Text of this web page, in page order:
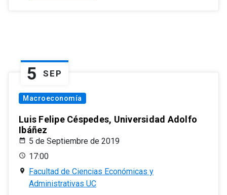
5 SEP
Macroeconomía
Luis Felipe Céspedes, Universidad Adolfo
Ibáñez
5 de Septiembre de 2019
17:00
Facultad de Ciencias Económicas y
Administrativas UC